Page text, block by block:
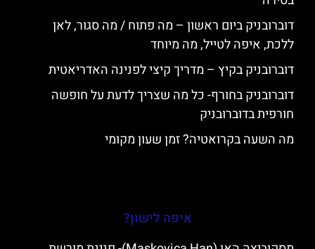
דוברובניק ביום ראשון – מה פתוח / מה סגור, לאן
ללכת, איפה לטייל, מה מיוחד
דוברובניק בקיץ – מדריך קיצי לפנינה האדריאטית
דוברובניק בחורף- כל מה שצריך לדעת על חופשה
חורפית בדוברובניק
מה השעה בקרואטיה? זמן שעון מקומי
איפה לישון?